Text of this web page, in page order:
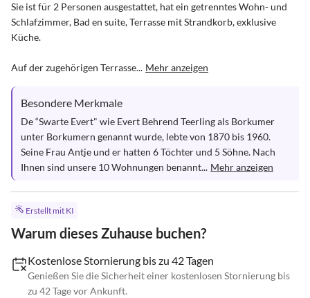
Sie ist für 2 Personen ausgestattet, hat ein getrenntes Wohn- und
Schlafzimmer, Bad en suite, Terrasse mit Strandkorb, exklusive
Küche.
Auf der zugehörigen Terrasse... Mehr anzeigen
Besondere Merkmale
De “Swarte Evert" wie Evert Behrend Teerling als Borkumer
unter Borkumern genannt wurde, lebte von 1870 bis 1960.
Seine Frau Antje und er hatten 6 Töchter und 5 Söhne. Nach
Ihnen sind unsere 10 Wohnungen benannt... Mehr anzeigen
Erstellt mit KI
Warum dieses Zuhause buchen?
Kostenlose Stornierung bis zu 42 Tagen
Genießen Sie die Sicherheit einer kostenlosen Stornierung bis
zu 42 Tage vor Ankunft.